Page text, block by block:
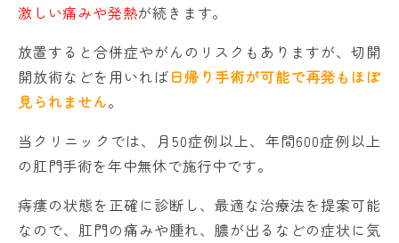
激しい痛みや発熱が続きます。
放置すると合併症やがんのリスクもありますが、切開
開放術などを用いれば日帰り手術が可能で再発もほぼ
見られません。
当クリニックでは、月50症例以上、年間600症例以上
の肛門手術を年中無休で施行中です。
痔瘻の状態を正確に診断し、最適な治療法を提案可能
なので、肛門の痛みや腫れ、膿が出るなどの症状に気